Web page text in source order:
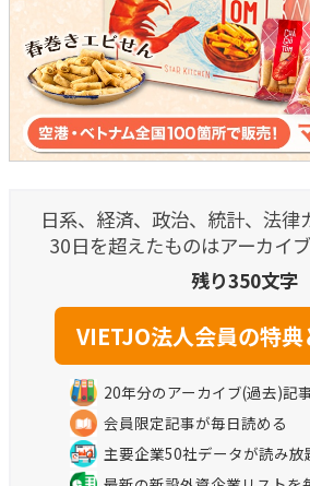
日系、経済、政治、統計、法律
30日を超えたものはアーカイ
残り350文字
20年分のアーカイブ(過去)記
会員限定記事が毎日読める
主要企業50社データが読み放